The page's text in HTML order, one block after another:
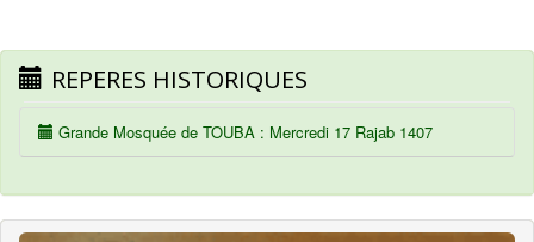
REPERES HISTORIQUES
Grande Mosquée de TOUBA : Mercredi 17 Rajab 1407